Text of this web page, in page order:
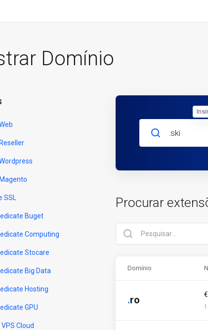
Domínio
SSL
Buget
Computing
Stocare
Big Data
Hosting
GPU
Cloud
Procurar
Domínio
.ro